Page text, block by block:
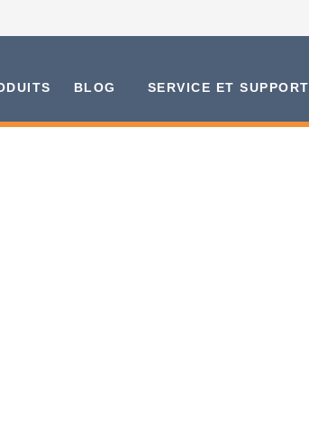
BLOG SERVICE ET SUPPORT